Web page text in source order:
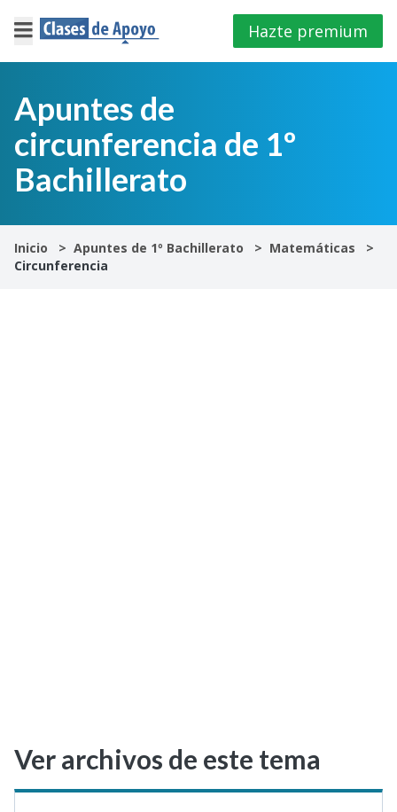
×
Iniciar
sesión
E.S.O
Hazte premium
Apuntes de
circunferencia de 1º
Bachillerato
Inicio Apuntes de 1º Bachillerato
Matemáticas
Circunferencia
Ver archivos de este tema